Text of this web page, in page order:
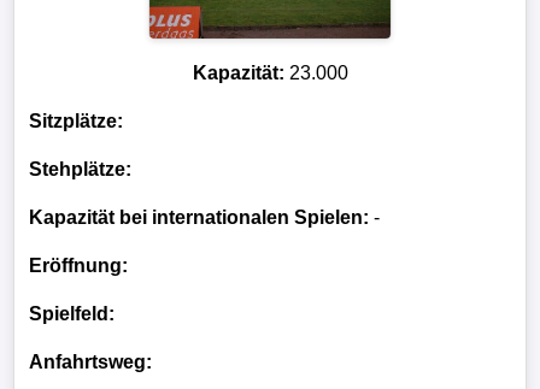
Kapazität: 23.000
Sitzplätze:
Stehplätze:
Kapazität bei internationalen Spielen: -
Eröffnung:
Spielfeld:
Anfahrtsweg: